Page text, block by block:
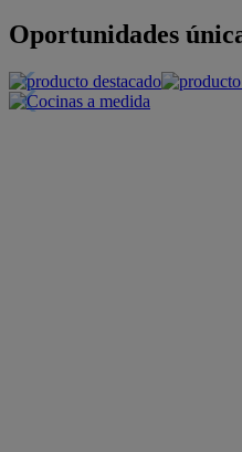
Oportunidades